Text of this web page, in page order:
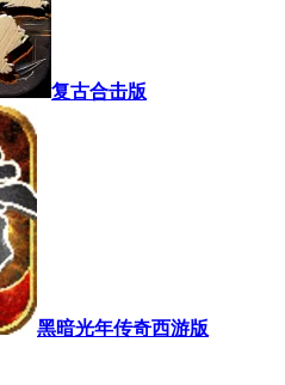
复古合击版
黑暗光年传奇西游版